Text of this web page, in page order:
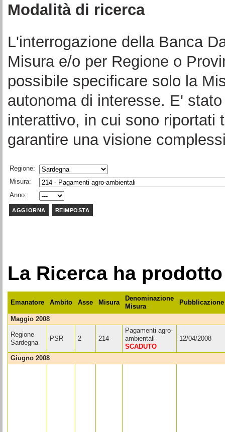
Modalità di ricerca
L'interrogazione della Banca
Misura e/o per Regione o
possibile specificare solo la
autonoma di interesse. E'
interattivo, in cui sono riportati
garantire una visione
Regione:
Misura:
Anno:
La Ricerca ha
Emanatore Ambito Asse Misura
Denominazione
Misura
Pubblicazione
maggio 2008
Regione
Sardegna
PSR 2 214
Pagamenti agro-
ambientali
SCADUTO
12/04/2008
giugno 2008